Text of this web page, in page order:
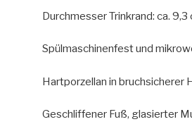
Durchmesser Trinkrand: ca. 9,3
Spülmaschinenfest und
Hartporzellan in bruchsicherer
Geschliffener Fuß, glasierter